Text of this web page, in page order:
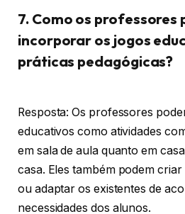
7. Como os professores
incorporar os jogos
práticas pedagógicas?
Resposta: Os professores
educativos como atividades
em sala de aula quanto em
casa. Eles também podem
ou adaptar os existentes de
necessidades dos alunos.